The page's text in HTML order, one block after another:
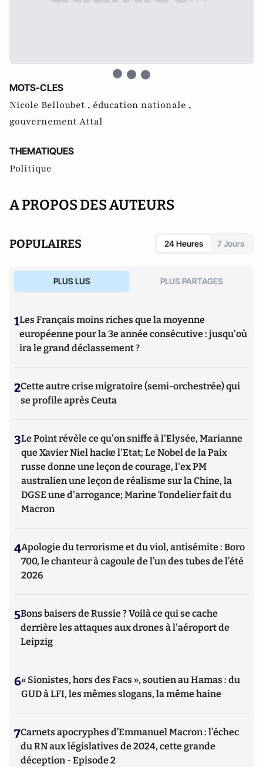
MOTS-CLES
Nicole Belloubet , éducation nationale ,
gouvernement Attal
THEMATIQUES
Politique
A PROPOS DES AUTEURS
POPULAIRES 24 Heures 7 Jours
PLUS LUS PLUS PARTAGES
1Les Français moins riches que la moyenne
européenne pour la 3e année consécutive : jusqu'où
ira le grand déclassement ?
2Cette autre crise migratoire (semi-orchestrée) qui
se profile après Ceuta
3Le Point révèle ce qu'on sniffe à l'Elysée, Marianne
que Xavier Niel hacke l'Etat; Le Nobel de la Paix
russe donne une leçon de courage, l'ex PM
australien une leçon de réalisme sur la Chine, la
DGSE une d'arrogance; Marine Tondelier fait du
Macron
4Apologie du terrorisme et du viol, antisémite : Boro
700, le chanteur à cagoule de l’un des tubes de l’été
2026
5Bons baisers de Russie ? Voilà ce qui se cache
derrière les attaques aux drones à l'aéroport de
Leipzig
6« Sionistes, hors des Facs », soutien au Hamas : du
GUD à LFI, les mêmes slogans, la même haine
7Carnets apocryphes d’Emmanuel Macron : l’échec
du RN aux législatives de 2024, cette grande
déception - Episode 2